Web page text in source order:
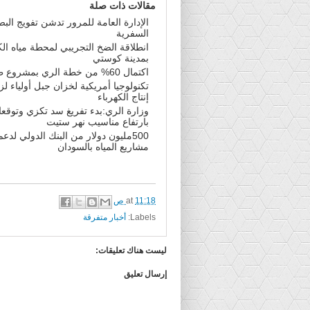
مقالات ذات صلة
الإدارة العامة للمرور تدشن تفويج
السفرية
انطلاقة الضخ التجريبي لمحطة مياه
بمدينة كوستي
اكتمال 60% من خطة الري بمشروع طوكر
تكنولوجيا أمريكية لخزان جبل أولياء
إنتاج الكهرباء
وزارة الري:بدء تفريغ سد تكزي
بارتفاع مناسيب نهر ستيت
500مليون دولار من البنك الدولي
مشاريع المياه بالسودان
at 11:18 ص
Labels:
أخبار متفرقة
ليست هناك تعليقات:
إرسال تعليق